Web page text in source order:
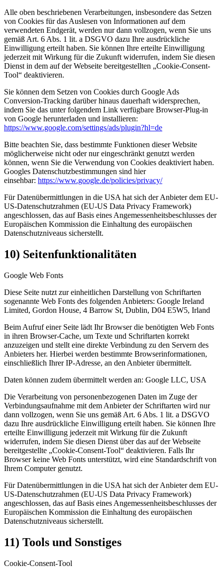
Alle oben beschriebenen Verarbeitungen, insbesondere das Setzen
von Cookies für das Auslesen von Informationen auf dem
verwendeten Endgerät, werden nur dann vollzogen, wenn Sie uns
gemäß Art. 6 Abs. 1 lit. a DSGVO dazu Ihre ausdrückliche
Einwilligung erteilt haben. Sie können Ihre erteilte Einwilligung
jederzeit mit Wirkung für die Zukunft widerrufen, indem Sie diesen
Dienst in dem auf der Webseite bereitgestellten „Cookie-Consent-
Tool“ deaktivieren.
Sie können dem Setzen von Cookies durch Google Ads
Conversion-Tracking darüber hinaus dauerhaft widersprechen,
indem Sie das unter folgendem Link verfügbare Browser-Plug-in
von Google herunterladen und installieren:
https://www.google.com/settings/ads/plugin?hl=de
Bitte beachten Sie, dass bestimmte Funktionen dieser Website
möglicherweise nicht oder nur eingeschränkt genutzt werden
können, wenn Sie die Verwendung von Cookies deaktiviert haben.
Googles Datenschutzbestimmungen sind hier
einsehbar: https://www.google.de/policies/privacy/
Für Datenübermittlungen in die USA hat sich der Anbieter dem EU-
US-Datenschutzrahmen (EU-US Data Privacy Framework)
angeschlossen, das auf Basis eines Angemessenheitsbeschlusses der
Europäischen Kommission die Einhaltung des europäischen
Datenschutzniveaus sicherstellt.
10) Seitenfunktionalitäten
Google Web Fonts
Diese Seite nutzt zur einheitlichen Darstellung von Schriftarten
sogenannte Web Fonts des folgenden Anbieters: Google Ireland
Limited, Gordon House, 4 Barrow St, Dublin, D04 E5W5, Irland
Beim Aufruf einer Seite lädt Ihr Browser die benötigten Web Fonts
in ihren Browser-Cache, um Texte und Schriftarten korrekt
anzuzeigen und stellt eine direkte Verbindung zu den Servern des
Anbieters her. Hierbei werden bestimmte Browserinformationen,
einschließlich Ihrer IP-Adresse, an den Anbieter übermittelt.
Daten können zudem übermittelt werden an: Google LLC, USA
Die Verarbeitung von personenbezogenen Daten im Zuge der
Verbindungsaufnahme mit dem Anbieter der Schriftarten wird nur
dann vollzogen, wenn Sie uns gemäß Art. 6 Abs. 1 lit. a DSGVO
dazu Ihre ausdrückliche Einwilligung erteilt haben. Sie können Ihre
erteilte Einwilligung jederzeit mit Wirkung für die Zukunft
widerrufen, indem Sie diesen Dienst über das auf der Webseite
bereitgestellte „Cookie-Consent-Tool“ deaktivieren. Falls Ihr
Browser keine Web Fonts unterstützt, wird eine Standardschrift von
Ihrem Computer genutzt.
Für Datenübermittlungen in die USA hat sich der Anbieter dem EU-
US-Datenschutzrahmen (EU-US Data Privacy Framework)
angeschlossen, das auf Basis eines Angemessenheitsbeschlusses der
Europäischen Kommission die Einhaltung des europäischen
Datenschutzniveaus sicherstellt.
11) Tools und Sonstiges
Cookie-Consent-Tool